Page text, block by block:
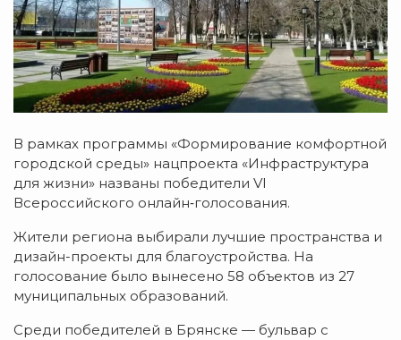
В рамках программы «Формирование комфортной
городской среды» нацпроекта «Инфраструктура
для жизни» названы победители VI
Всероссийского онлайн‑голосования.
Жители региона выбирали лучшие пространства и
дизайн-проекты для благоустройства. На
голосование было вынесено 58 объектов из 27
муниципальных образований.
Среди победителей в Брянске — бульвар с